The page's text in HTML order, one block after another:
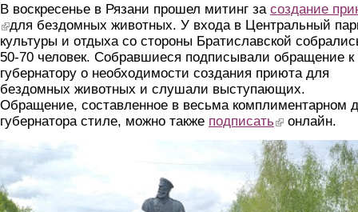
В воскресенье в Рязани прошел митинг за создание
(link is external)
для бездомных животных. У входа в Центральный
культуры и отдыха со стороны Братиславской
50-70 человек. Собравшиеся подписывали обращение к
губернатору о необходимости создания приюта для
бездомных животных и слушали выступающих.
Обращение, составленное в весьма комплиментарном
губернатора стиле, можно также подписать (link is external)
онлайн.
miting1.jpg